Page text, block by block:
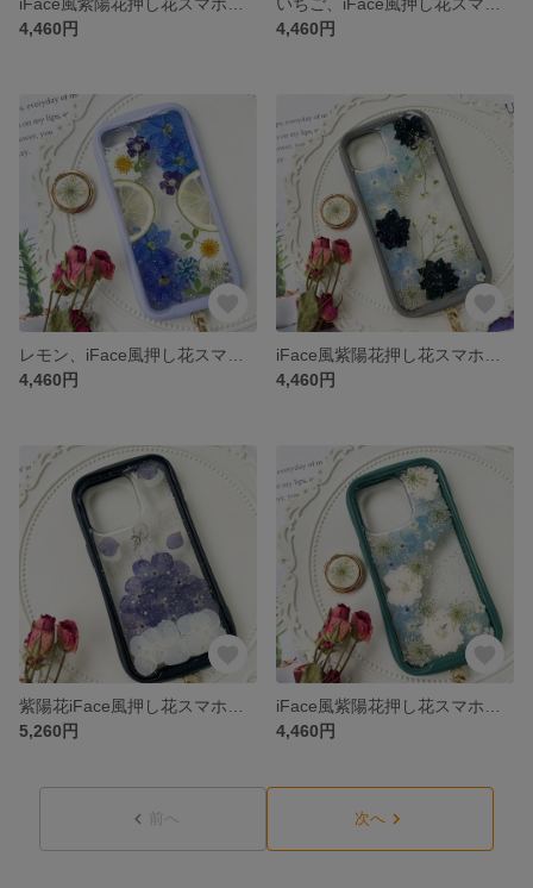
4,460円
4,460円
4,460円
4,460円
5,260円
4,460円
前へ 次へ